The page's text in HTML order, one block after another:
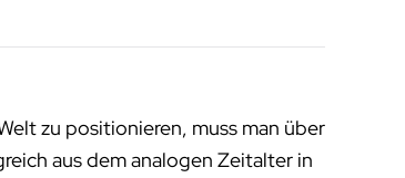
zu positionieren, muss man über
aus dem analogen Zeitalter in